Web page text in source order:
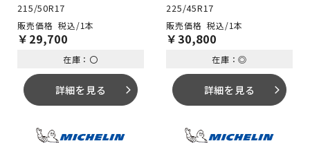
215/50R17
税込/1本
￥ 29,700
在庫：〇
詳細を見る arrow_forward_ios
225/45R17
税込/1本
￥30,800
在庫：◎
詳細を見る arrow_forward_ios